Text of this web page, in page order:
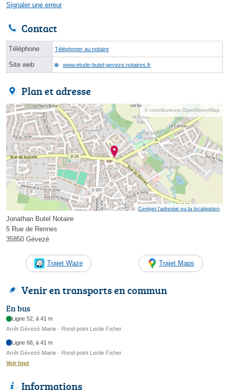
Signaler une erreur
Contact
Téléphone Téléphoner au notaire
Site web www.etude-butel-geveze.notaires.fr
Plan et adresse
© contributeurs OpenStreetMap
Corriger l’adresse ou la localisation
Jonathan Butel Notaire
5 Rue de Rennes
35850 Gévezé
Trajet Waze Trajet Maps
Venir en transports en commun
En bus
Ligne 52, à 41 m
Arrêt Gévezé Mairie - Rond-point Leslie Fisher
Ligne 68, à 41 m
Arrêt Gévezé Mairie - Rond-point Leslie Fisher
Voir tout
Informations